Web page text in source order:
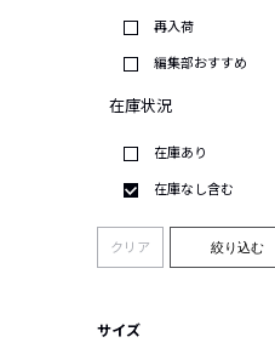
再入荷
編集部おすすめ
在庫状況
在庫あり
在庫なし含む
クリア 絞り込む
サイズ